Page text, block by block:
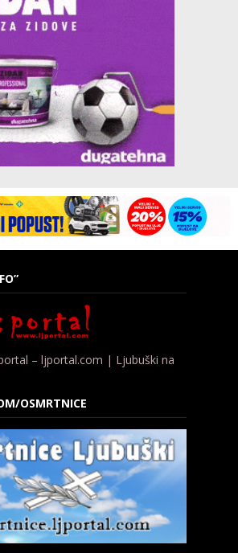
– ljportal.com | Ljubuški na
OSMRTNICE